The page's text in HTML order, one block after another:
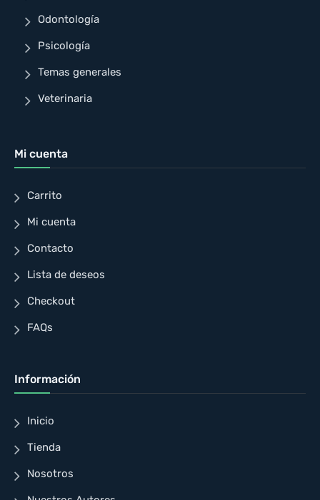
Odontología
Psicología
Temas generales
Veterinaria
Mi cuenta
Carrito
Mi cuenta
Contacto
Lista de deseos
Checkout
FAQs
Información
Inicio
Tienda
Nosotros